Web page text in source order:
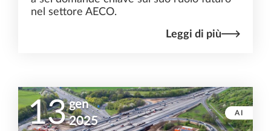
nel settore AECO.
Leggi di più
13 gen
2025
AI